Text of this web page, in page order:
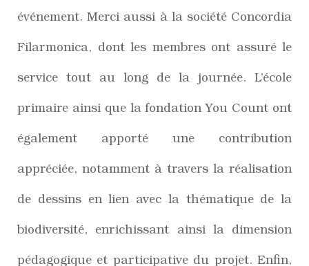
événement. Merci aussi à la société Concordia
Filarmonica, dont les membres ont assuré le
service tout au long de la journée. L’école
primaire ainsi que la fondation You Count ont
également apporté une contribution
appréciée, notamment à travers la réalisation
de dessins en lien avec la thématique de la
biodiversité, enrichissant ainsi la dimension
pédagogique et participative du projet. Enfin,